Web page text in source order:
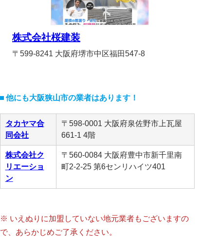
株式会社桜建装
〒599-8241 大阪府堺市中区福田547-8
他にも大阪狭山市の業者はあります！
タカヤマ合
同会社
〒598-0001 大阪府泉佐野市上瓦屋
661-1 4階
株式会社ク
リエーショ
ン
〒560-0084 大阪府豊中市新千里南
町2-2-25 第6センリハイツ401
※ いえぬりに加盟していない地元業者もございますの
で、あらかじめご了承ください。